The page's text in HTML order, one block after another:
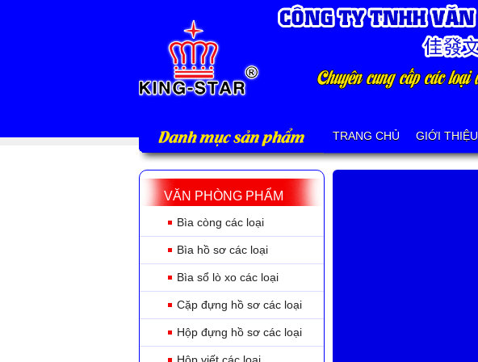
Danh mục sản phẩm TRANG CHỦ GIỚI THIỆU
VĂN PHÒNG PHẨM
Bìa còng các loại
Bìa hồ sơ các loại
Bìa sổ lò xo các loại
Cặp đựng hồ sơ các loại
Hộp đựng hồ sơ các loại